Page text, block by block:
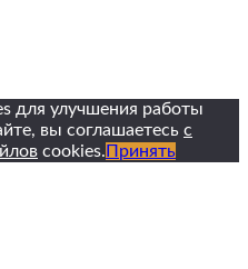
для улучшения работы
вы соглашаетесь с
cookies. Принять